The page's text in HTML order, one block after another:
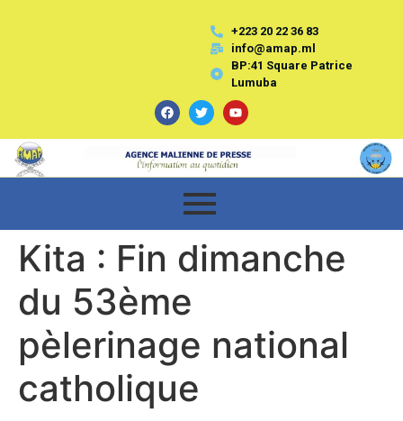
+223 20 22 36 83
info@amap.ml
BP:41 Square Patrice
Lumuba
Kita : Fin dimanche
du 53ème
pèlerinage national
catholique